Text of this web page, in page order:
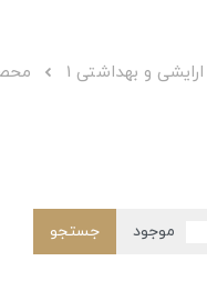
ارایشی و بهداشتی 1
موجود جستجو